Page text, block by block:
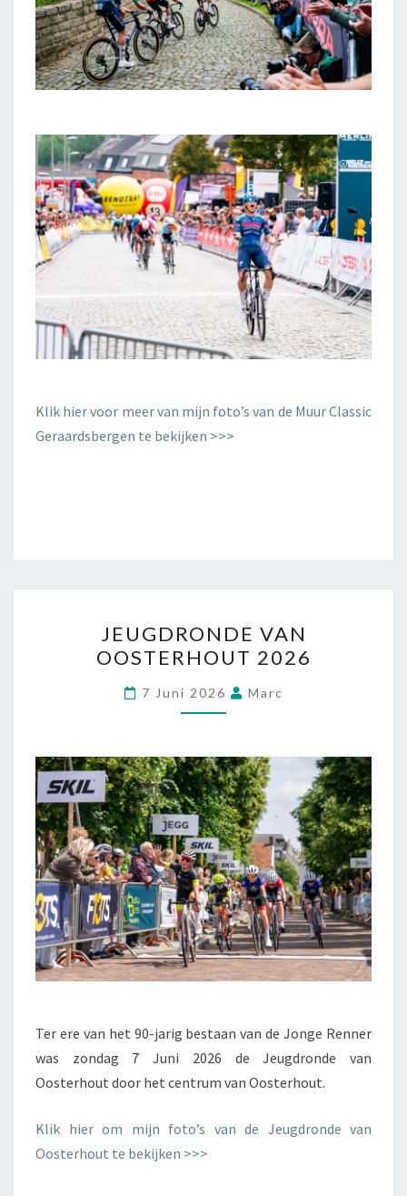
Klik hier voor meer van mijn foto’s van de Muur Classic
Geraardsbergen te bekijken >>>
JEUGDRONDE VAN
OOSTERHOUT 2026
7 Juni 2026 Marc
Ter ere van het 90-jarig bestaan van de Jonge Renner
was zondag 7 Juni 2026 de Jeugdronde van
Oosterhout door het centrum van Oosterhout.
Klik hier om mijn foto’s van de Jeugdronde van
Oosterhout te bekijken >>>